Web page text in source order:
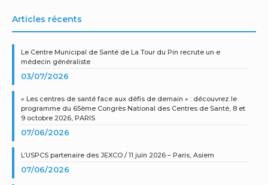
Articles récents
Le Centre Municipal de Santé de La Tour du Pin recrute un·e
médecin généraliste
03/07/2026
« Les centres de santé face aux défis de demain » : découvrez le
programme du 65ème Congrès National des Centres de Santé, 8 et
9 octobre 2026, PARIS
07/06/2026
L’USPCS partenaire des JEXCO / 11 juin 2026 – Paris, Asiem
07/06/2026